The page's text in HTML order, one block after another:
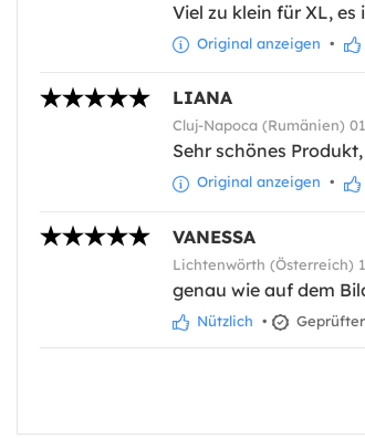
Viel zu klein für XL, es
Original anzeigen •
LIANA
Cluj-Napoca (Rumänien)
Sehr schönes
Original anzeigen •
VANESSA
Lichtenwörth (Österreich)
genau wie auf dem
Nützlich •